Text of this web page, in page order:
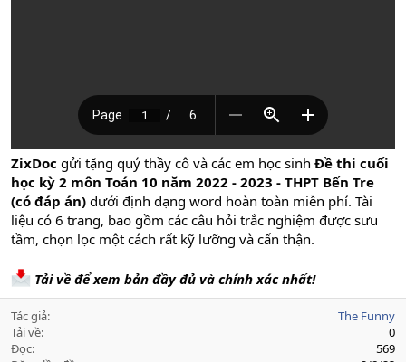
ZixDoc gửi tặng quý thầy cô và các em học sinh Đề thi cuối
học kỳ 2 môn Toán 10 năm 2022 - 2023 - THPT Bến Tre
(có đáp án) dưới định dạng word hoàn toàn miễn phí. Tài
liệu có 6 trang, bao gồm các câu hỏi trắc nghiệm được sưu
tầm, chọn lọc một cách rất kỹ lưỡng và cẩn thận.
Tải về để xem bản đầy đủ và chính xác nhất!
Tác giả
The Funny
Tải về
0
Đọc
569